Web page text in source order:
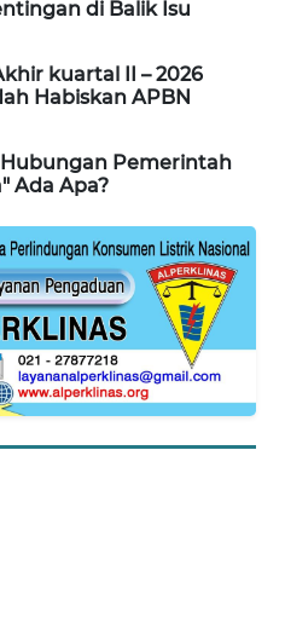
di Balik Isu
kuartal II – 2026
Habiskan APBN
Pemerintah
Ada Apa?